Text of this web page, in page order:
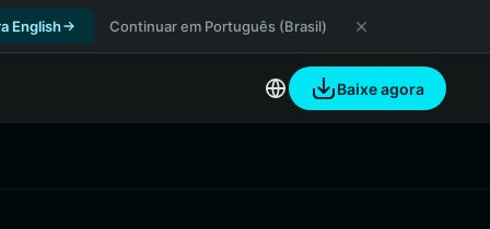
English Continuar em Português (Brasil)
Baixe agora